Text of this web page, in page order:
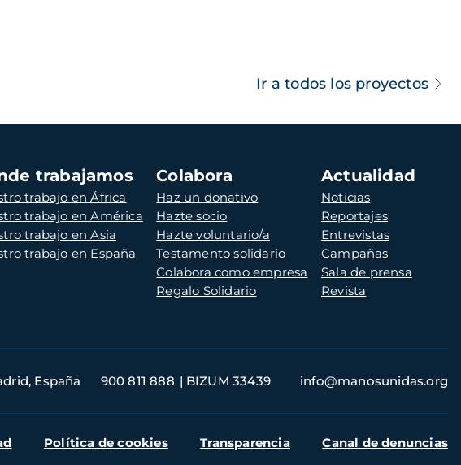
Ir a todos los proyectos
trabajamos
trabajo en África
trabajo en América
trabajo en Asia
trabajo en España
Colabora
Haz un donativo
Hazte socio
Hazte voluntario/a
Testamento solidario
Colabora como empresa
Regalo Solidario
Actualidad
Noticias
Reportajes
Entrevistas
Campañas
Sala de prensa
Revista
España 900 811 888 BIZUM 33439 info@manosunidas.org
Política de cookies Transparencia Canal de denuncias